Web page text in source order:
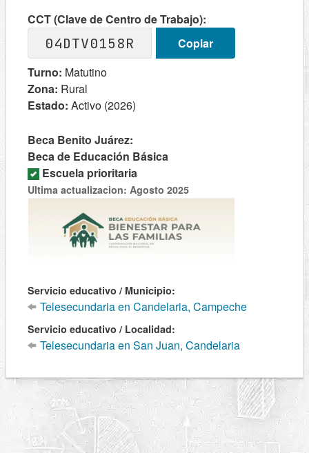
CCT (Clave de Centro de Trabajo):
04DTV0158R
Copiar
Turno: Matutino
Zona: Rural
Estado: Activo (2026)
Beca Benito Juárez:
Beca de Educación Básica
Escuela prioritaria
Ultima actualizacion: Agosto 2025
Servicio educativo / Municipio:
Telesecundaria en Candelaria, Campeche
Servicio educativo / Localidad:
Telesecundaria en San Juan, Candelaria